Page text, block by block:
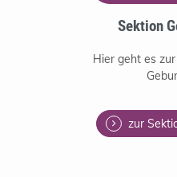
Sektion
Hier geht es
zur